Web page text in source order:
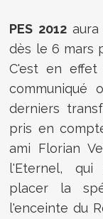
PES 2012aura
dès le 6 mars
C'est en effet
communiqué
derniers
pris en
ami Florian
l'Eternel, qui
placer la
l'enceinte du